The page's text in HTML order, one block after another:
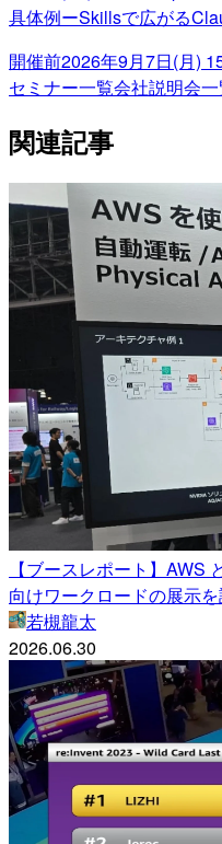
具体例ーSkillsで広がる
開催前2026年9月7日(月)
セミナー一覧会社説明会
関連記事
【ブースレポート】AWS
向けワークロードの展示
若槻龍太
2026.06.30